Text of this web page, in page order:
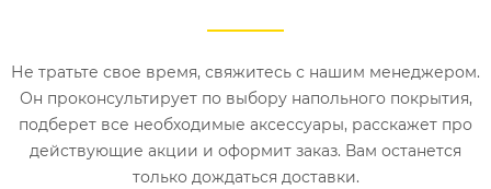
Не тратьте свое время, свяжитесь с нашим менеджером.
Он проконсультирует по выбору напольного покрытия,
подберет все необходимые аксессуары, расскажет про
действующие акции и оформит заказ. Вам останется
только дождаться доставки.